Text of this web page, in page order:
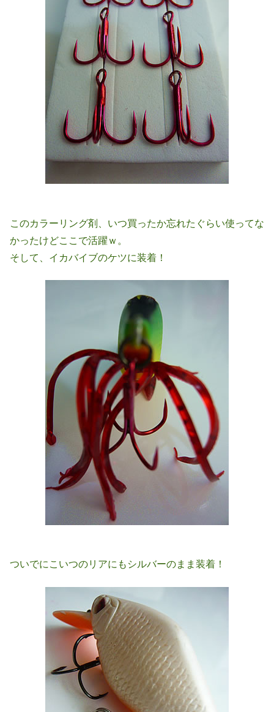
このカラーリング剤、いつ買ったか忘れたぐらい使ってな
かったけどここで活躍ｗ。
そして、イカバイブのケツに装着！
ついでにこいつのリアにもシルバーのまま装着！